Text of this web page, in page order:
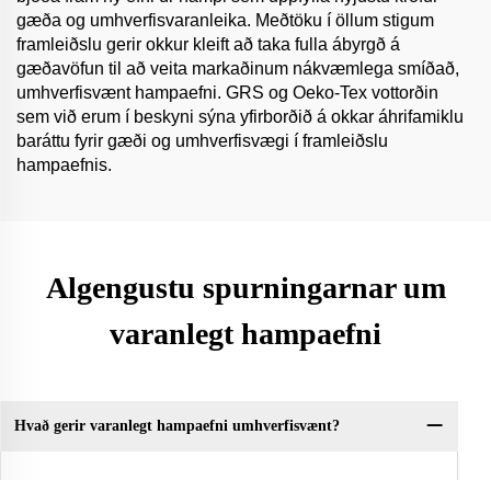
gæða og umhverfisvaranleika. Meðtöku í öllum stigum
framleiðslu gerir okkur kleift að taka fulla ábyrgð á
gæðavöfun til að veita markaðinum nákvæmlega smíðað,
umhverfisvænt hampaefni. GRS og Oeko-Tex vottorðin
sem við erum í beskyni sýna yfirborðið á okkar áhrifamiklu
baráttu fyrir gæði og umhverfisvægi í framleiðslu
hampaefnis.
Algengustu spurningarnar um
varanlegt hampaefni
Hvað gerir varanlegt hampaefni umhverfisvænt?